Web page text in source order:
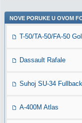
NOVE PORUKE U OVOM
T-50/TA-50/FA-50
Dassault Rafale
Suhoj SU-34 Fullback
A-400M Atlas